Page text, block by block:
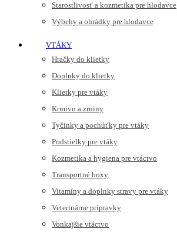
Starostlivosť a kozmetika pre hlodavce
Výbehy a ohrádky pre hlodavce
VTÁKY
Hračky do klietky
Doplnky do klietky
Klietky pre vtáky
Krmivo a zrniny
Tyčinky a pochúťky pre vtáky
Podstielky pre vtáky
Kozmetika a hygiena pre vtáctvo
Transportné boxy
Vitamíny a doplnky stravy pre vtáky
Veterinárne prípravky
Vonkajšie vtáctvo